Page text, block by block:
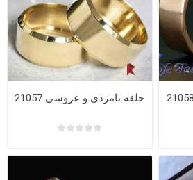
حلقه نامزدی و عروسی 21057